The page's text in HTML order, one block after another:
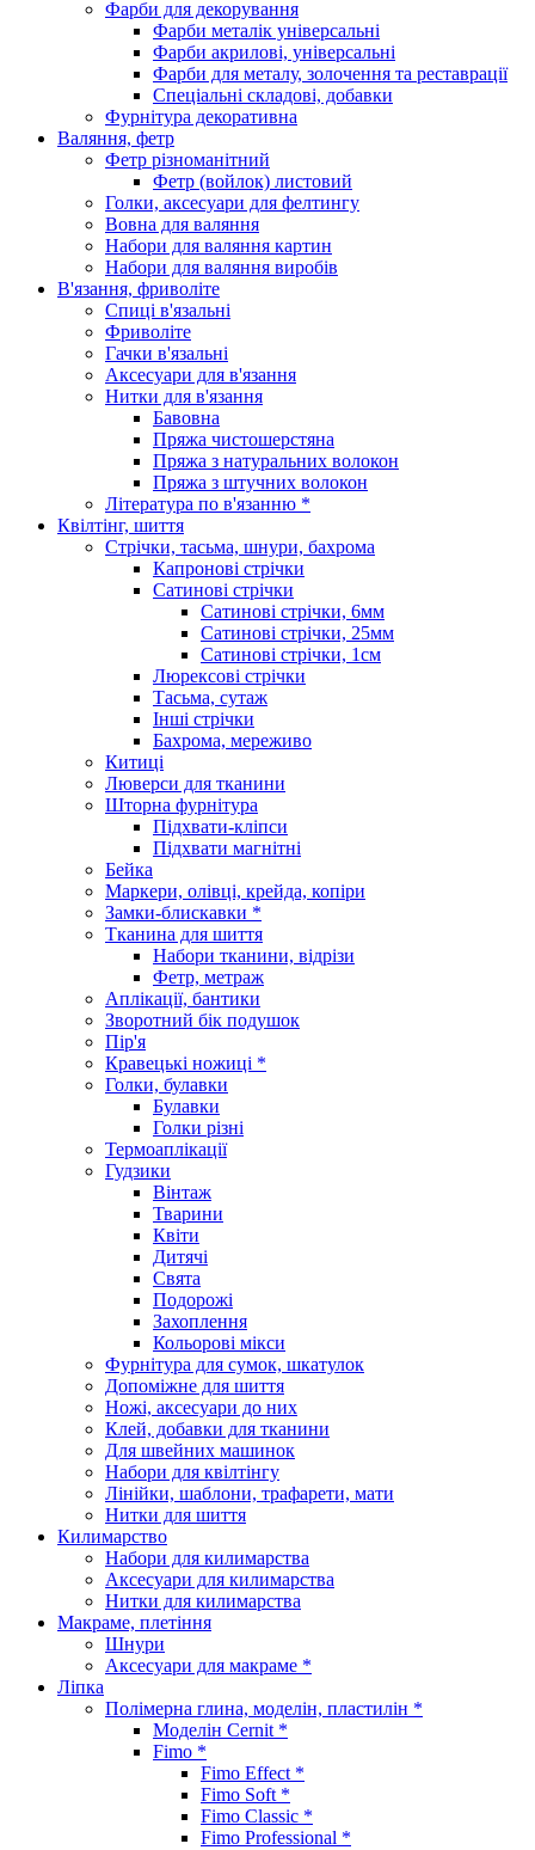
Фарби для декорування
Фарби металік універсальні
Фарби акрилові, універсальні
Фарби для металу, золочення та реставрації
Спеціальні складові, добавки
Фурнітура декоративна
Валяння, фетр
Фетр різноманітний
Фетр (войлок) листовий
Голки, аксесуари для фелтингу
Вовна для валяння
Набори для валяння картин
Набори для валяння виробів
В'язання, фриволіте
Спиці в'язальні
Фриволіте
Гачки в'язальні
Аксесуари для в'язання
Нитки для в'язання
Бавовна
Пряжа чистошерстяна
Пряжа з натуральних волокон
Пряжа з штучних волокон
Література по в'язанню *
Квілтінг, шиття
Стрічки, тасьма, шнури, бахрома
Капронові стрічки
Сатинові стрічки
Сатинові стрічки, 6мм
Сатинові стрічки, 25мм
Сатинові стрічки, 1см
Люрексові стрічки
Тасьма, сутаж
Інші стрічки
Бахрома, мереживо
Китиці
Люверси для тканини
Шторна фурнітура
Підхвати-кліпси
Підхвати магнітні
Бейка
Маркери, олівці, крейда, копіри
Замки-блискавки *
Тканина для шиття
Набори тканини, відрізи
Фетр, метраж
Аплікації, бантики
Зворотний бік подушок
Пір'я
Кравецькі ножиці *
Голки, булавки
Булавки
Голки різні
Термоаплікації
Гудзики
Вінтаж
Тварини
Квіти
Дитячі
Свята
Подорожі
Захоплення
Кольорові мікси
Фурнітура для сумок, шкатулок
Допоміжне для шиття
Ножі, аксесуари до них
Клей, добавки для тканини
Для швейних машинок
Набори для квілтінгу
Лінійки, шаблони, трафарети, мати
Нитки для шиття
Килимарство
Набори для килимарства
Аксесуари для килимарства
Нитки для килимарства
Макраме, плетіння
Шнури
Аксесуари для макраме *
Ліпка
Полімерна глина, моделін, пластилін *
Моделін Cernit *
Fimo *
Fimo Effect *
Fimo Soft *
Fimo Classic *
Fimo Professional *